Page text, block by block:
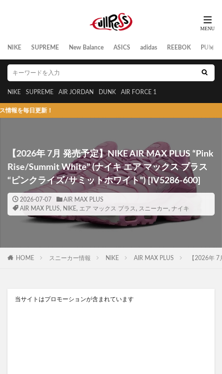
NIKE SUPREME New Balance ASICS adidas REEBOK PUMA
NIKE SUPREME AIR JORDAN DUNK AIR FORCE 1
【2026年 7月 発売予定】NIKE AIR MAX PLUS “Pink
Rise/Summit White” (ナイキ エア マックス プラス
“ピンクライズ/サミットホワイト”) [IV5286-600]
2026-07-07
AIR MAX PLUS
AIR MAX PLUS, NIKE, エア マックス プラス , スニーカー, ナイキ
HOME スニーカー情報 NIKE AIR MAX PLUS 【2026年
当サイトはプロモーションが含まれています